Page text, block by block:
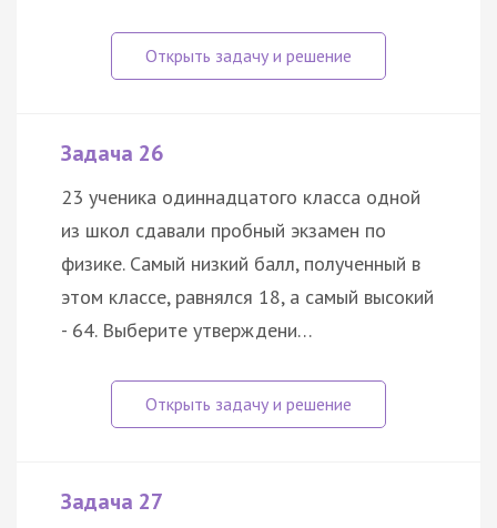
Задача 26
23 ученика одиннадцатого класса одной
из школ сдавали пробный экзамен по
физике. Самый низкий балл, полученный в
этом классе, равнялся 18, а самый высокий
- 64. Выберите утверждени…
Задача 27